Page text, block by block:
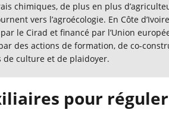
chimiques, de plus en plus
vers l’agroécologie. En Côte
le Cirad et financé par l’Union
des actions de formation, de co-
de culture et de plaidoyer.
pour